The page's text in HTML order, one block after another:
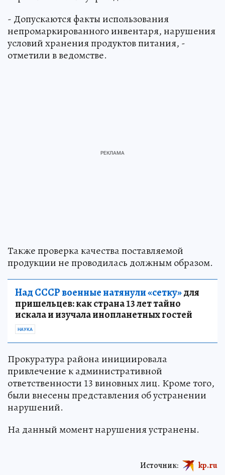
- Допускаются факты использования
непромаркированного инвентаря, нарушения
условий хранения продуктов питания, -
отметили в ведомстве.
Также проверка качества поставляемой
продукции не проводилась должным образом.
Над СССР военные натянули «сетку»для
пришельцев: как страна 13 лет тайно
искала и изучала инопланетных гостей
НАУКА
Прокуратура района инициировала
привлечение к административной
ответственности 13 виновных лиц. Кроме того,
были внесены представления об устранении
нарушений.
На данный момент нарушения устранены.
Источник: kp.ru